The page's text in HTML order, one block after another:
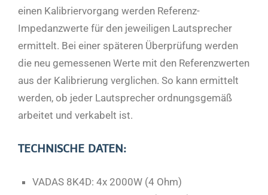
einen Kalibriervorgang werden Referenz-
Impedanzwerte für den jeweiligen Lautsprecher
ermittelt. Bei einer späteren Überprüfung werden
die neu gemessenen Werte mit den Referenzwerten
aus der Kalibrierung verglichen. So kann ermittelt
werden, ob jeder Lautsprecher ordnungsgemäß
arbeitet und verkabelt ist.
TECHNISCHE DATEN:
VADAS 8K4D: 4x 2000W (4 Ohm)